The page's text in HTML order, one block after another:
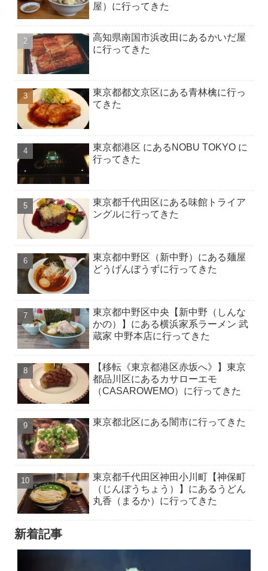
屋）に行ってきた
高知県南国市浜改田にあるかいだ屋
に行ってきた
東京都都文京区にある青林檎に行っ
てきた
東京都港区 にあるNOBU TOKYO に
行ってきた
東京都千代田区にある味館トライア
ングルに行ってきた
東京都中野区（新中野）にある麺屋
どうげんぼうずに行ってきた
東京都中野区中央【新中野（しんな
かの）】にある横浜家系ラーメン 武
蔵家 中野本店に行ってきた
【移転《東京都港区赤坂へ》】東京
都品川区にあるカサローエモ
（CASAROWEMO）に行ってきた
東京都北区にある闇市に行ってきた
東京都千代田区神田小川町【神保町
（じんぼうちょう）】にあるうどん
丸香（まるか）に行ってきた
新着記事